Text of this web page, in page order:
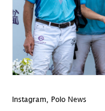
Instagram Polo News